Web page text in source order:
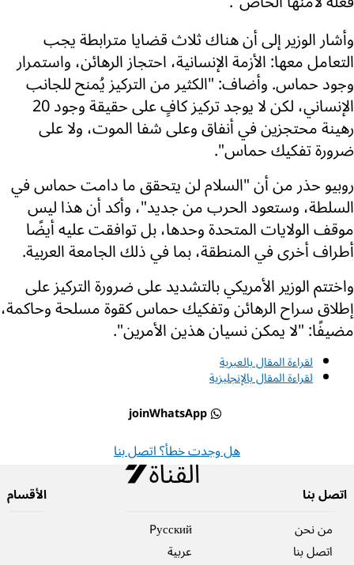
وأشار الوزير إلى أن هناك ثلاث قضايا مترابطة يجب
التعامل معها: الأزمة الإنسانية، احتجاز الرهائن، واستمرار
وجود حماس. وأضاف: "الكثير من التركيز يُمنح للجانب
الإنساني، لكن لا يوجد تركيز كافٍ على حقيقة وجود 20
رهينة محتجزين في أنفاق وعلى شفا الموت، ولا على
ضرورة تفكيك حماس".
روبيو حذر من أن "السلام لن يتحقق ما دامت حماس في
السلطة، وستعود الحرب من جديد"، وأكد أن هذا ليس
موقف الولايات المتحدة وحدها، بل توافقت عليه أيضًا
أطراف أخرى في المنطقة، بما في ذلك الجامعة العربية.
واختتم الوزير الأمريكي بالتشديد على ضرورة التركيز على
إطلاق سراح الرهائن وتفكيك حماس كقوة مسلحة وحاكمة،
مضيفًا: "لا يمكن نسيان هذين الأمرين".
لقراءة المقال بالعبرية
لقراءة المقال بالإنجليزية
joinWhatsApp
هل وجدت خطأ؟ اتصل بنا
اتصل بنا
من نحن
اتصل بنا
Pусский
عربية
الأقسام